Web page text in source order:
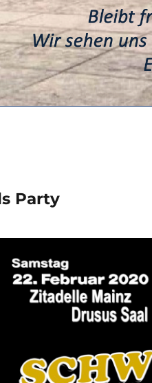
Party